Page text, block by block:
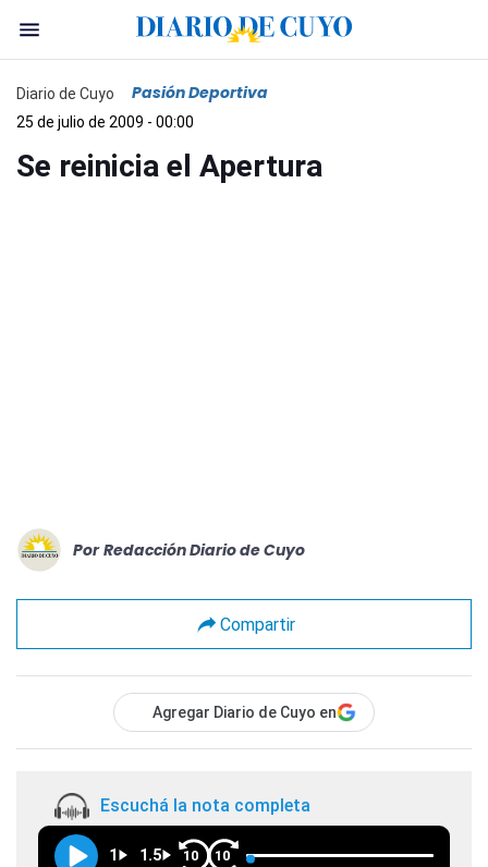
Diario de Cuyo Pasión Deportiva
25 de julio de 2009 - 00:00
Se reinicia el Apertura
Por Redacción Diario de Cuyo
Compartir
Agregar Diario de Cuyo en
Escuchá la nota completa
1 1.5 10 10